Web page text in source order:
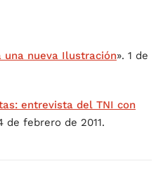
una nueva Ilustración». 1 de
entrevista del TNI con
de febrero de 2011.